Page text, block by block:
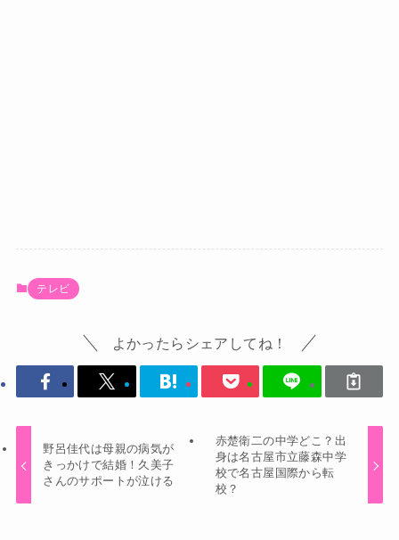
テレビ
よかったらシェアしてね！
野呂佳代は母親の病気が
きっかけで結婚！久美子
さんのサポートが泣ける
赤楚衛二の中学どこ？出
身は名古屋市立藤森中学
校で名古屋国際から転
校？